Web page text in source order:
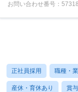
お問い合わせ番号：
正社員採用 職種・
産休・育休あり 賞